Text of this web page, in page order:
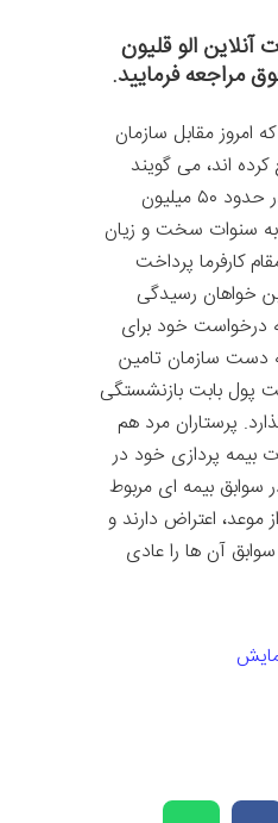
الو قلیون
مراجعه فرمایید.
امروز مقابل سازمان
اند، می گویند
همچنان باید چیزی در حدود ۵۰ میلیون
به سنوات سخت و زیان
کارفرما پرداخت
خواهان رسیدگی
درخواست خود برای
دست سازمان تامین
پول بابت بازنشستگی
پرستاران مرد هم
بیمه پردازی خود در
سوابق بیمه ای مربوط
اعتراض دارند و
آن ها را عادی